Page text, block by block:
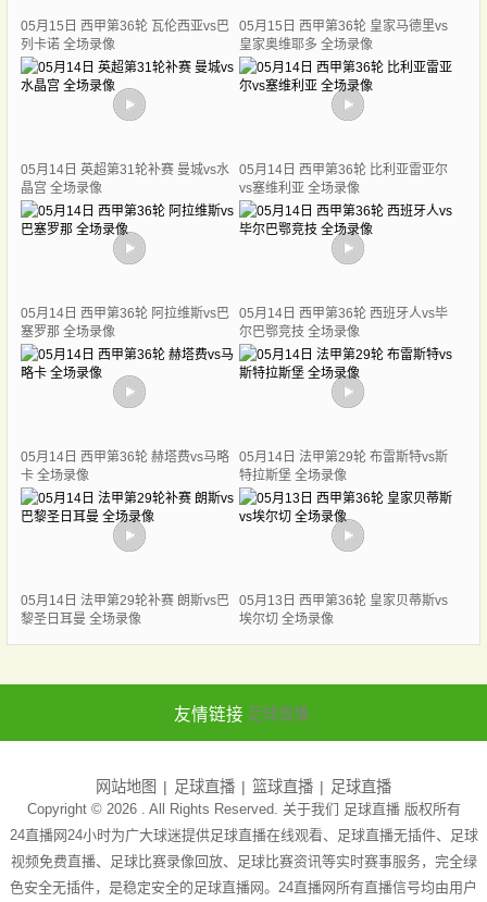
05月15日 西甲第36轮 瓦伦西亚vs巴
列卡诺 全场录像
05月15日 西甲第36轮 皇家马德里vs
皇家奥维耶多 全场录像
05月14日 英超第31轮补赛 曼城vs水
晶宫 全场录像
05月14日 西甲第36轮 比利亚雷亚尔
vs塞维利亚 全场录像
05月14日 西甲第36轮 阿拉维斯vs巴
塞罗那 全场录像
05月14日 西甲第36轮 西班牙人vs毕
尔巴鄂竞技 全场录像
05月14日 西甲第36轮 赫塔费vs马略
卡 全场录像
05月14日 法甲第29轮 布雷斯特vs斯
特拉斯堡 全场录像
05月14日 法甲第29轮补赛 朗斯vs巴
黎圣日耳曼 全场录像
05月13日 西甲第36轮 皇家贝蒂斯vs
埃尔切 全场录像
友情链接 足球直播
网站地图 足球直播 篮球直播 足球直播
Copyright © 2026 . All Rights Reserved. 关于我们 足球直播版权所有
24直播网24小时为广大球迷提供足球直播在线观看、足球直播无插件、足球
视频免费直播、足球比赛录像回放、足球比赛资讯等实时赛事服务，完全绿
色安全无插件，是稳定安全的足球直播网。24直播网所有直播信号均由用户